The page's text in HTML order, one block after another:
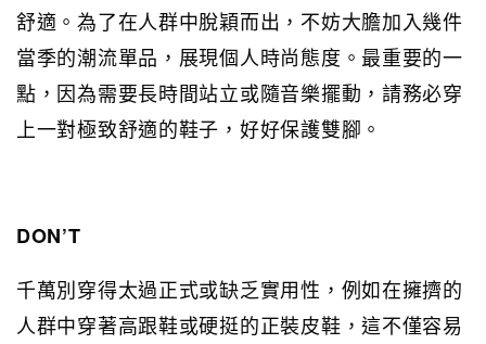
舒適。為了在人群中脫穎而出，不妨大膽加入幾件
當季的潮流單品，展現個人時尚態度。最重要的一
點，因為需要長時間站立或隨音樂擺動，請務必穿
上一對極致舒適的鞋子，好好保護雙腳。
DON’T
千萬別穿得太過正式或缺乏實用性，例如在擁擠的
人群中穿著高跟鞋或硬挺的正裝皮鞋，這不僅容易